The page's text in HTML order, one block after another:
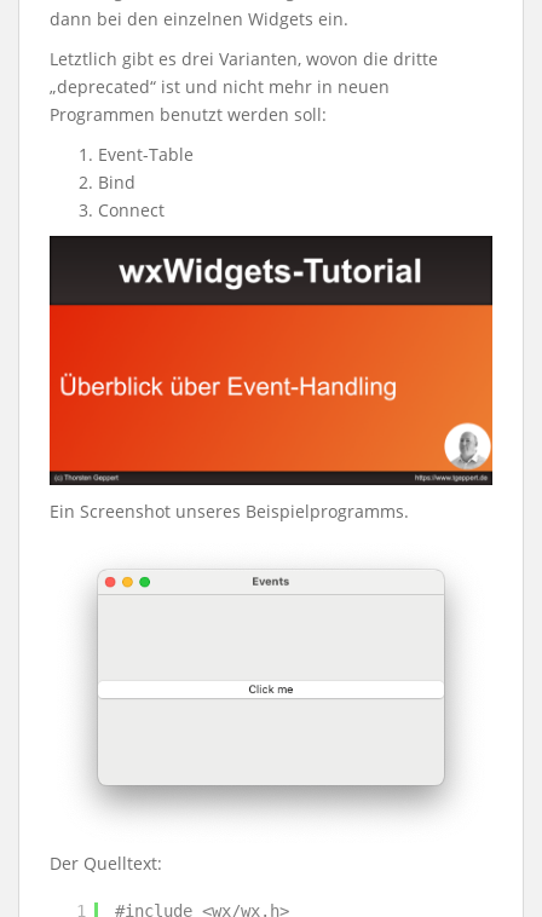
dann bei den einzelnen Widgets ein.
Letztlich gibt es drei Varianten, wovon die dritte
„deprecated“ ist und nicht mehr in neuen
Programmen benutzt werden soll:
Event-Table
Bind
Connect
Ein Screenshot unseres Beispielprogramms.
Der Quelltext:
1
#include <wx/wx.h>